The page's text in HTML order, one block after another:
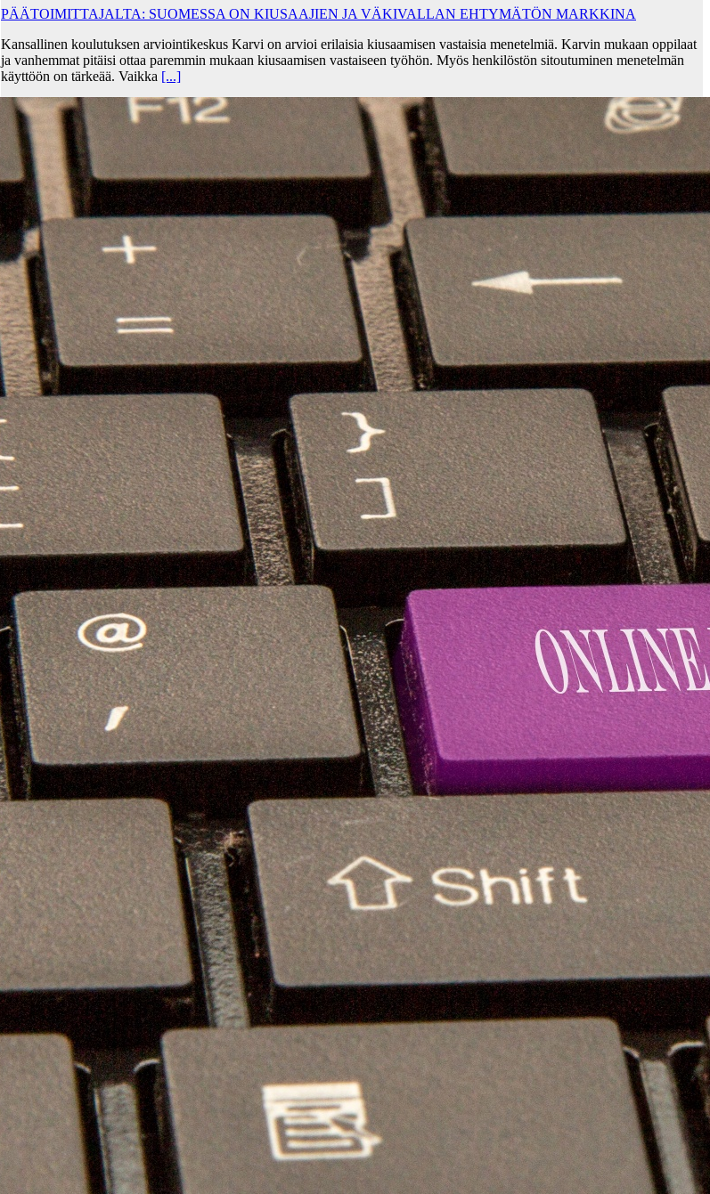
PÄÄTOIMITTAJALTA: SUOMESSA ON KIUSAAJIEN JA VÄKIVALLAN EHTYMÄTÖN MARKKINA
Kansallinen koulutuksen arviointikeskus Karvi on arvioi erilaisia kiusaamisen vastaisia menetelmiä. Karvin mukaan oppilaat
ja vanhemmat pitäisi ottaa paremmin mukaan kiusaamisen vastaiseen työhön. Myös henkilöstön sitoutuminen menetelmän
käyttöön on tärkeää. Vaikka [...]